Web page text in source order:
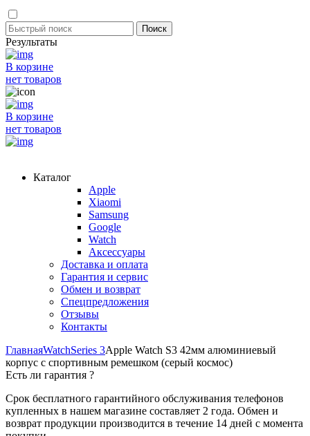
Результаты
В корзине
нет товаров
В корзине
нет товаров
Каталог
Apple
Xiaomi
Samsung
Google
Watch
Аксессуары
Доставка и оплата
Гарантия и сервис
Обмен и возврат
Спецпредложения
Отзывы
Контакты
ГлавнаяWatchSeries 3Apple Watch S3 42мм алюминиевый
корпус с спортивным ремешком (серый космос)
Есть ли гарантия ?
Срок бесплатного гарантийного обслуживания телефонов
купленных в нашем магазине составляет 2 года. Обмен и
возврат продукции производится в течение 14 дней с момента